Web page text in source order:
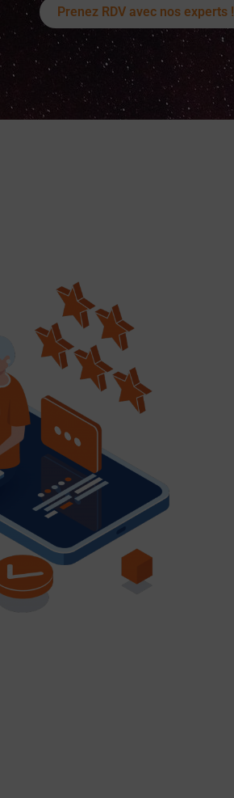
Prenez RDV avec nos experts !